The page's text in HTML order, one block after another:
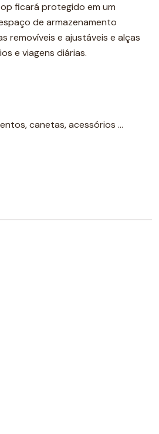
ficará protegido em um
de armazenamento
removíveis e ajustáveis ​​e alças
e viagens diárias.
canetas, acessórios ...